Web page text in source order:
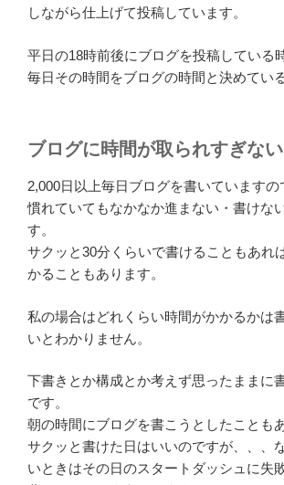
しながら仕上げて投稿しています。
平日の18時前後にブログを投稿している
毎日その時間をブログの時間と決めてい
ブログに時間が取られすぎな
2,000日以上毎日ブログを書いていますの
慣れていてもなかなか進まない・書けな
す。
サクッと30分くらいで書けることもあれ
かることもあります。
私の場合はどれくらい時間がかかるかは
いとわかりません。
下書きとか構成とか考えず思ったままに
です。
朝の時間にブログを書こうとしたことも
サクッと書けた日はいいのですが、、、
いときはその日のスタートダッシュに失